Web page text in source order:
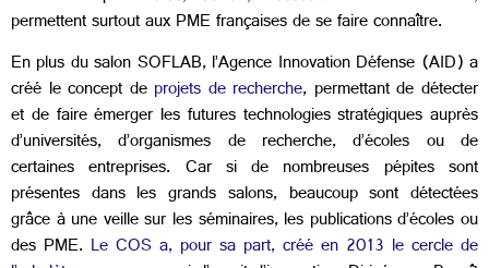
permettent surtout aux PME françaises de se faire connaître.
En plus du salon SOFLAB, l’Agence Innovation Défense (AID) a
créé le concept de projets de recherche, permettant de détecter
et de faire émerger les futures technologies stratégiques auprès
d’universités, d’organismes de recherche, d’écoles ou de
certaines entreprises. Car si de nombreuses pépites sont
présentes dans les grands salons, beaucoup sont détectées
grâce à une veille sur les séminaires, les publications d’écoles ou
des PME. Le COS a, pour sa part, créé en 2013 le cercle de